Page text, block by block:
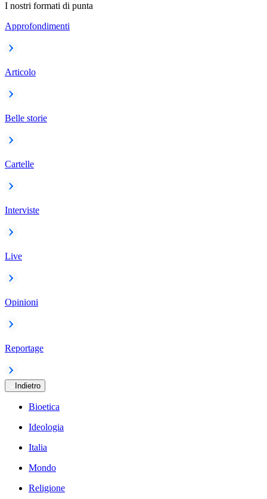
I nostri formati di punta
Approfondimenti
Articolo
Belle storie
Cartelle
Interviste
Live
Opinioni
Reportage
Indietro
Bioetica
Ideologia
Italia
Mondo
Religione